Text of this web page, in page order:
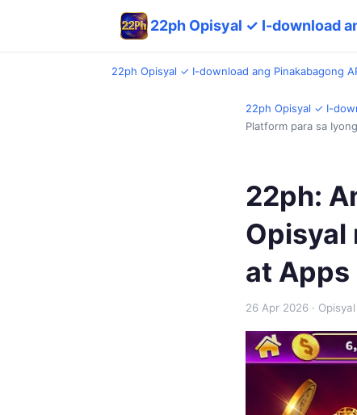
22ph Opisyal ✓ I-download
22ph Opisyal ✓ I-download ang Pinakabagong
22ph Opisyal ✓ I-
Platform para sa
22ph:
Opisyal
at Apps
26 Apr 2026 · Opisyal